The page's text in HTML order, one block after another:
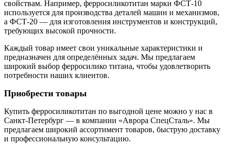
свойствам. Например, ферросиликотитан марки ФСТ-10
используется для производства деталей машин и механизмов,
а ФСТ-20 — для изготовления инструментов и конструкций,
требующих высокой прочности.
Каждый товар имеет свои уникальные характеристики и
предназначен для определённых задач. Мы предлагаем
широкий выбор ферросилико титана, чтобы удовлетворить
потребности наших клиентов.
Приобрести товары
Купить ферросиликотитан по выгодной цене можно у нас в
Санкт-Петербург — в компании «Аврора СпецСталь». Мы
предлагаем широкий ассортимент товаров, быструю доставку
и профессиональную консультацию.